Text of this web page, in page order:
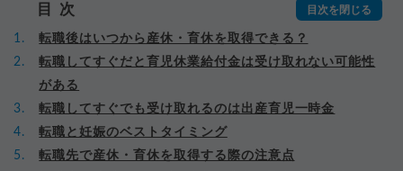
目次
転職後はいつから産休・育休を取得できる？
転職してすぐだと育児休業給付金は受け取れない可能性
がある
転職してすぐでも受け取れるのは出産育児一時金
転職と妊娠のベストタイミング
転職先で産休・育休を取得する際の注意点